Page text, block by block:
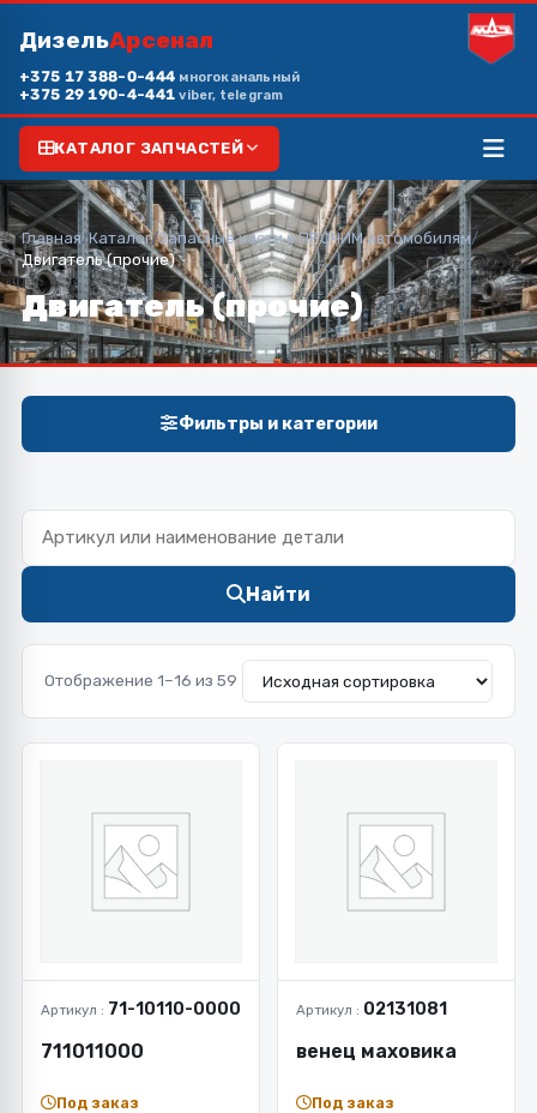
ДизельАрсенал
+375 17 388-0-444 многоканальный
+375 29 190-4-441viber, telegram
КАТАЛОГ ЗАПЧАСТЕЙ
Главная/Каталог/Запасные части к ПРОЧИМ автомобилям/
Двигатель (прочие)
Двигатель (прочие)
Фильтры и категории
Найти
Отображение 1–16 из 59
Артикул : 71-10110-0000
711011000
Под заказ
Артикул : 02131081
венец маховика
Под заказ